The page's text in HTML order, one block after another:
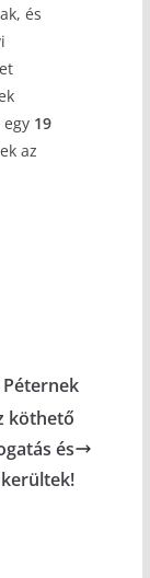
és
19
az
köthető
és